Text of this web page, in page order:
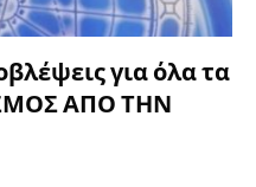
για όλα τα
ΑΠΟ ΤΗΝ